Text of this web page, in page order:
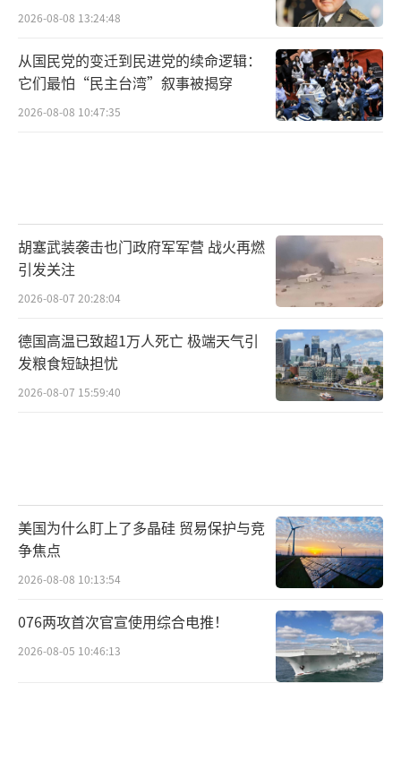
2026-08-08 13:24:48
从国民党的变迁到民进党的续命逻辑：
它们最怕“民主台湾”叙事被揭穿
2026-08-08 10:47:35
胡塞武装袭击也门政府军军营 战火再燃
引发关注
2026-08-07 20:28:04
德国高温已致超1万人死亡 极端天气引
发粮食短缺担忧
2026-08-07 15:59:40
美国为什么盯上了多晶硅 贸易保护与竞
争焦点
2026-08-08 10:13:54
076两攻首次官宣使用综合电推！
2026-08-05 10:46:13